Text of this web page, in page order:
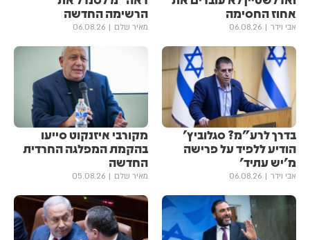
אחוז החסימה
אבי וידר 06.08.26
הרשימה החדשה
מאיר שלם 06.08.26
בדרך לרע"מ? סגלוביץ'
הודיע ללפיד על פרישה
מ'יש עתיד'
אבי וידר 06.08.26
מקורבי איזנקוט סייעו
בהקמת המפלגה החרדית
החדשה
מאיר שלם 05.08.26